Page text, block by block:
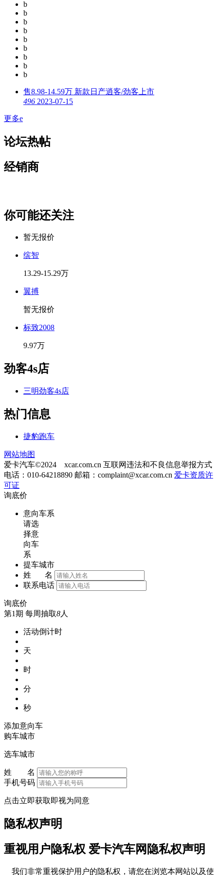
b
b
b
b
b
b
b
b
b
售8.98-14.59万 新款日产逍客/劲客上市
496 2023-07-15
更多e
论坛热帖
经销商
你可能还关注
暂无报价
缤智
13.29-15.29万
翼搏
暂无报价
标致2008
9.97万
劲客4s店
三明劲客4s店
热门信息
捷豹跑车
网站地图
爱卡汽车©2024 xcar.com.cn 互联网违法和不良信息举报方式
电话：010-64218890 邮箱： complaint@xcar.com.cn 爱卡资质许
可证
询底价
意向车系
请选
择意
向车
系
提车城市
姓 名
联系电话
询底价
第1期 每周抽取8人
活动倒计时
天
时
分
秒
添加意向车
购车城市
选车城市
姓 名
手机号码
点击立即获取即视为同意
隐私权声明
重视用户隐私权 爱卡汽车网隐私权声明
我们非常重视保护用户的隐私权，请您在浏览本网站以及使